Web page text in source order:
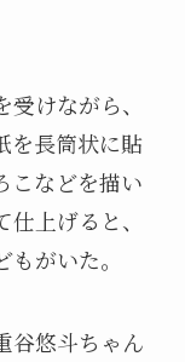
けながら、
を長筒状に貼
こなどを描い
上げると、
がいた。
谷悠斗ちゃん